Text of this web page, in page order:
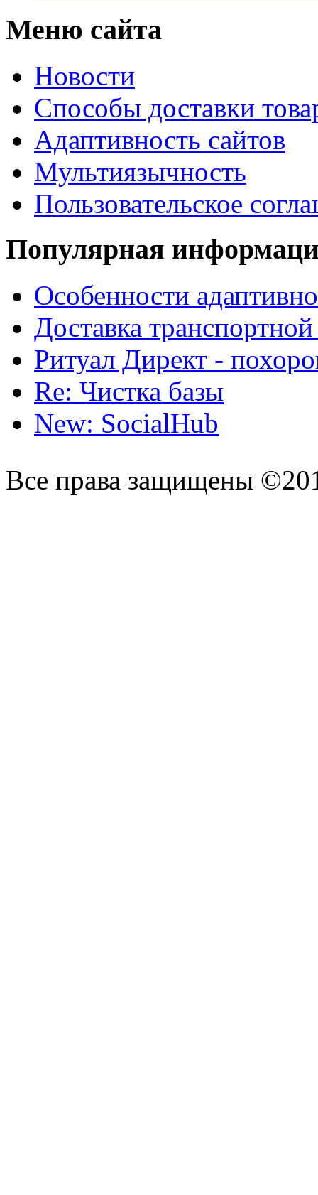
Меню сайта
Новости
Способы доставки
Адаптивность сайтов
Мультиязычность
Пользовательское
Популярная
Особенности
Доставка
Ритуал Директ -
Re: Чистка базы
New: SocialHub
Все права защищены